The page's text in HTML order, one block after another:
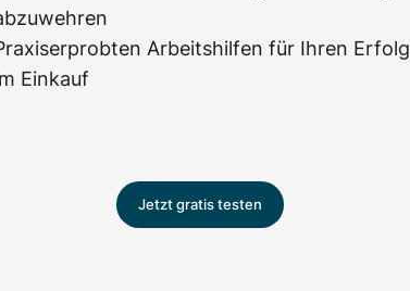
Arbeitshilfen für Ihren Erfolg
Einkauf
Jetzt gratis testen